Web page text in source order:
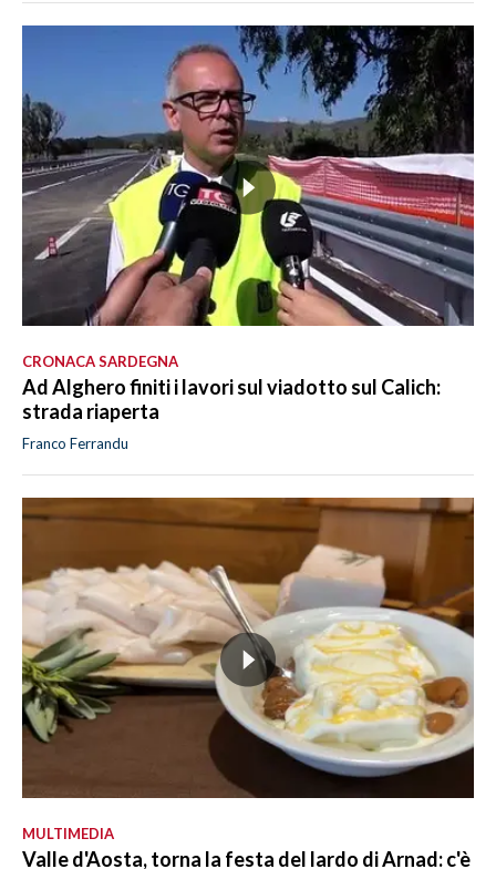
CRONACA SARDEGNA
Ad Alghero finiti i lavori sul viadotto sul Calich:
strada riaperta
Franco Ferrandu
MULTIMEDIA
Valle d'Aosta, torna la festa del lardo di Arnad: c'è